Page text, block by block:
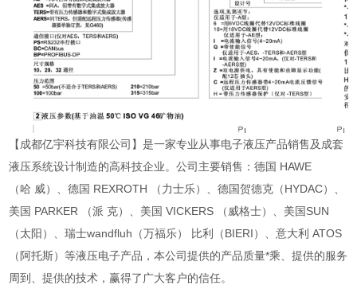
【成都亿宇科技有限公司】是一家专业从事电子液压产品销售及成套
液压系统设计制造的高科技企业。公司主要销售：德国 HAWE
（哈 威）、德国 REXROTH （力士乐）、德国贺德克（HYDAC）、
美国 PARKER （派 克）、美国 VICKERS （威格士）、美国SUN
（太阳）、瑞士wandfluh（万福乐） 比利（BIERI）、意大利 ATOS
（阿托斯）等液压电子产品，本公司提供的产品质量*乘、提供的服务
周到、提供的技术，赢得了广大客户的信任。